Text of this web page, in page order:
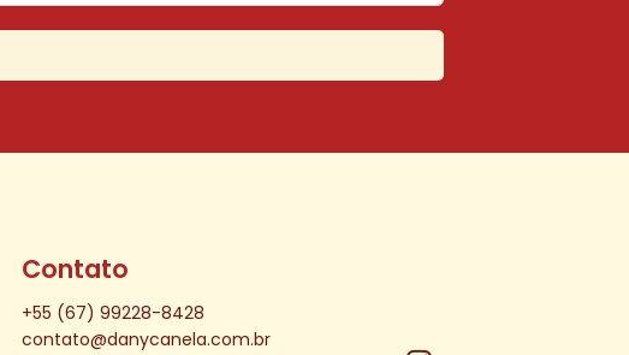
Contato
+55 (67) 99228-8428
contato@danycanela.com.br